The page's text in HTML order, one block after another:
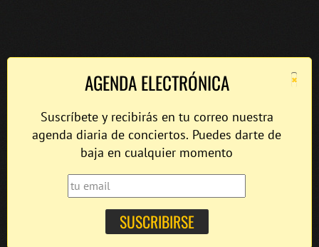
×
AGENDA ELECTRÓNICA
Suscríbete y recibirás en tu correo nuestra
agenda diaria de conciertos. Puedes darte de
baja en cualquier momento